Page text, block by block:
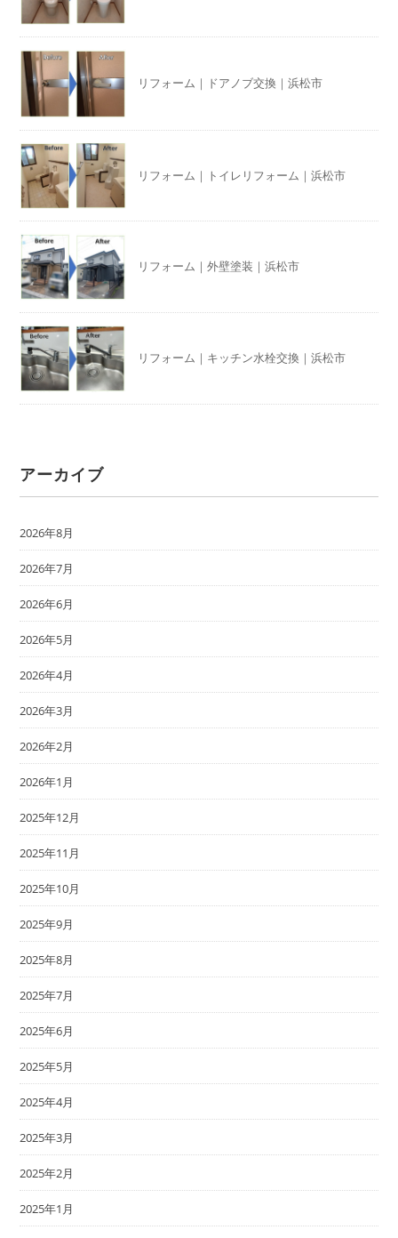
リフォーム｜ドアノブ交換｜浜松市
リフォーム｜トイレリフォーム｜浜松市
リフォーム｜外壁塗装｜浜松市
リフォーム｜キッチン水栓交換｜浜松市
アーカイブ
2026年8月
2026年7月
2026年6月
2026年5月
2026年4月
2026年3月
2026年2月
2026年1月
2025年12月
2025年11月
2025年10月
2025年9月
2025年8月
2025年7月
2025年6月
2025年5月
2025年4月
2025年3月
2025年2月
2025年1月